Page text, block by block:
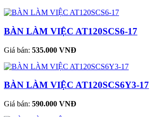
BÀN LÀM VIỆC AT120SCS6-17
Giá bán: 535.000 VNĐ
BÀN LÀM VIỆC AT120SCS6Y3-17
Giá bán: 590.000 VNĐ